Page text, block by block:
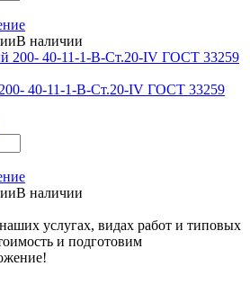
В наличии
40-11-1-B-Ст.20-IV ГОСТ 33259
В наличии
услугах, видах работ и типовых
и подготовим